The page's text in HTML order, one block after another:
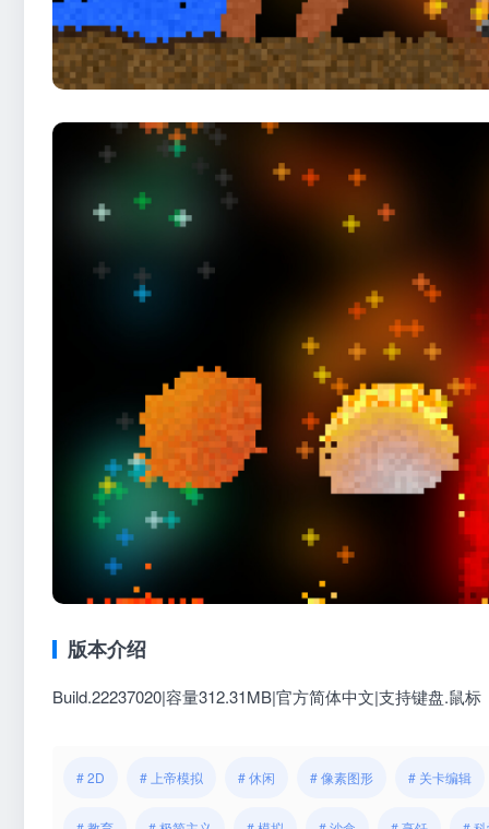
版本介绍
Build.22237020|容量312.31MB|官方简体中文|支持键盘.鼠标
# 2D # 上帝模拟 # 休闲 # 像素图形 # 关卡编辑